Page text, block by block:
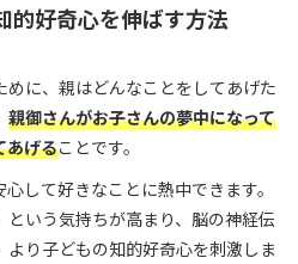
的好奇心を伸ばす方法
に、親はどんなことをしてあげた
親御さんがお子さんの夢中になって
あげることです。
して好きなことに熱中できます。
いう気持ちが高まり、脳の神経伝
り子どもの知的好奇心を刺激しま